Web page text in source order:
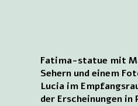
Fatima-statue mit
Sehern und einem
Lucia im
der Erscheinungen in